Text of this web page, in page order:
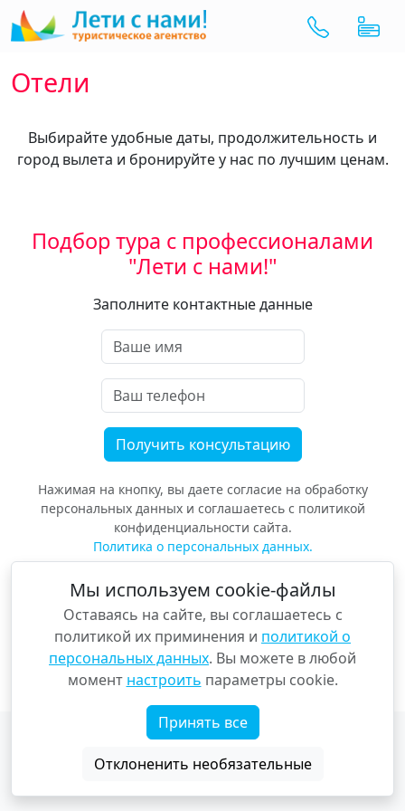
Отели
Выбирайте удобные даты, продолжительность и
город вылета и бронируйте у нас по лучшим ценам.
Подбор тура с профессионалами
"Лети с нами!"
Заполните контактные данные
Ваше имя
Ваш телефон
Нажимая на кнопку, вы даете согласие на обработку
персональных данных и соглашаетесь с политикой
конфиденциальности сайта.
Политика о персональных данных.
Copyright © «Voyage Voyage»
Параметры cookie
Мы используем cookie-файлы
Оставаясь на сайте, вы соглашаетесь с
политикой их приминения и политикой о
персональных данных. Вы можете в любой
момент настроить параметры cookie.
Принять все
Отклоненить необязательные